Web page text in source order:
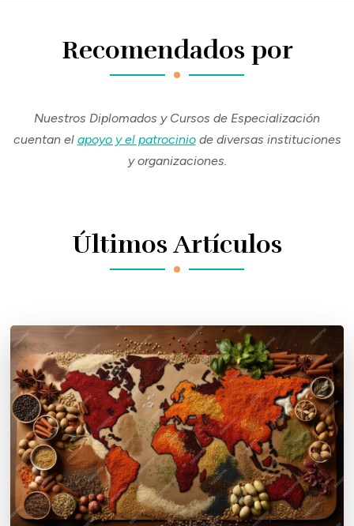
Recomendados por
Nuestros Diplomados y Cursos de Especialización
cuentan el apoyo y el patrociniode diversas instituciones
y organizaciones.
Últimos Artículos